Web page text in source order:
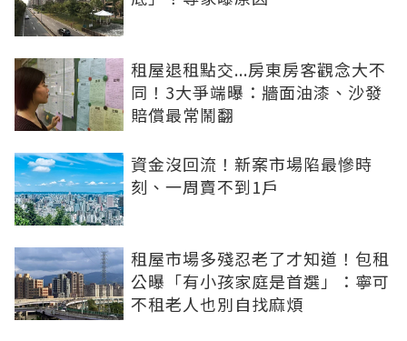
租屋退租點交...房東房客觀念大不
同！3大爭端曝：牆面油漆、沙發
賠償最常鬧翻
資金沒回流！新案市場陷最慘時
刻、一周賣不到1戶
租屋市場多殘忍老了才知道！包租
公曝「有小孩家庭是首選」：寧可
不租老人也別自找麻煩